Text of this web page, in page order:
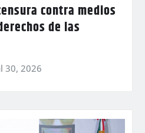
contra medios
de las
30, 2026